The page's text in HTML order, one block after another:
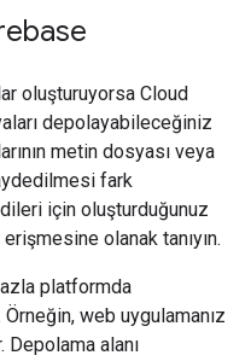
oluşturuyorsa Cloud
depolayabileceğiniz
metin dosyası veya
fark
için oluşturduğunuz
olanak tanıyın.
platformda
web uygulamanız
Depolama alanı